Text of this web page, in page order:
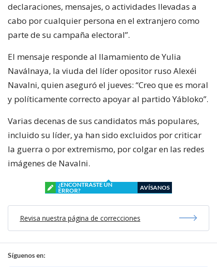
declaraciones, mensajes, o actividades llevadas a
cabo por cualquier persona en el extranjero como
parte de su campaña electoral”.
El mensaje responde al llamamiento de Yulia
Naválnaya, la viuda del líder opositor ruso Alexéi
Navalni, quien aseguró el jueves: “Creo que es moral
y políticamente correcto apoyar al partido Yábloko”.
Varias decenas de sus candidatos más populares,
incluido su líder, ya han sido excluidos por criticar
la guerra o por extremismo, por colgar en las redes
imágenes de Navalni.
¿ENCONTRASTE UN
ERROR?
AVÍSANOS
Revisa nuestra página de correcciones
Síguenos en: